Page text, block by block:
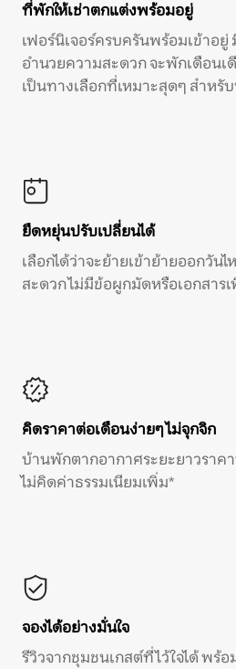
ที่พักให้เช่าตกแต่งพร้อมอยู่
เฟอร์นิเจอร์ครบครันพร้อมเข้าอ
อำนวยความสะดวก จะพักเดือนเ
เป็นทางเลือกที่เหมาะสุดๆ สำหรั
ยืดหยุ่นปรับเปลี่ยนได้
เลือกได้ว่าจะย้ายเข้าย้ายออกวัน
สะดวก ไม่มีข้อผูกมัดหรือเอกสาร
คิดราคาต่อเดือนง่ายๆ ไม่จุกจิก
บ้านพักตากอากาศระยะยาวราค
ไม่คิดค่าธรรมเนียมเพิ่ม*
จองได้อย่างมั่นใจ
รีวิวจากชุมชนเกสต์ที่ไว้ใจได้ พร้